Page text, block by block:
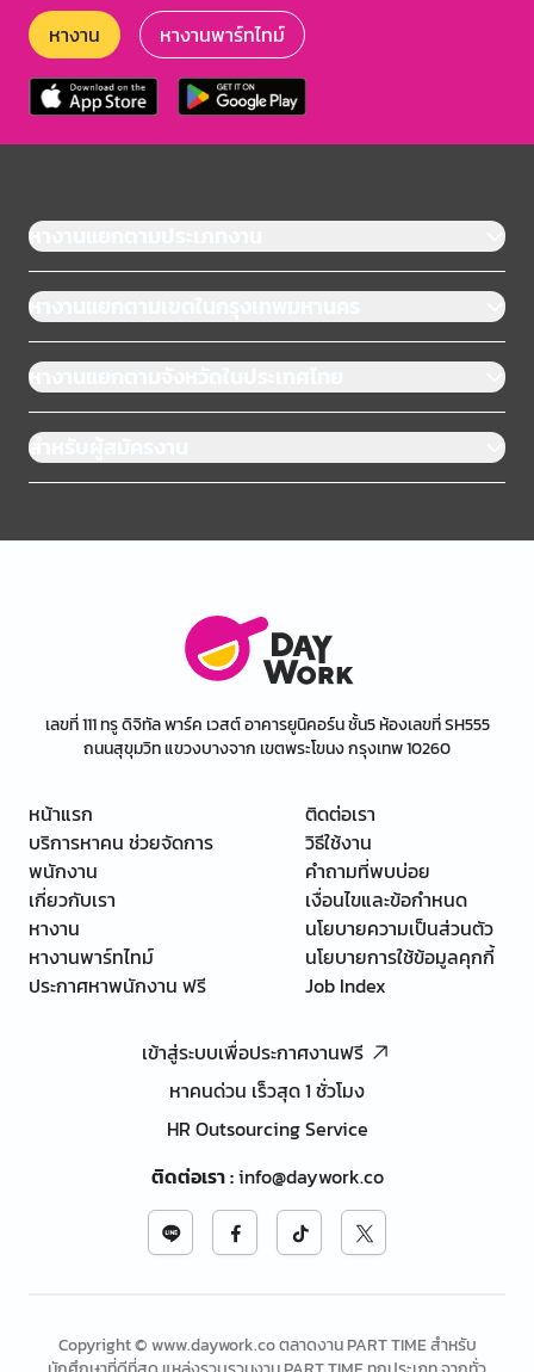
หางาน หางานพาร์ทไทม์
หางานแยกตามประเภทงาน
หางานแยกตามเขตในกรุงเทพมหานคร
หางานแยกตามจังหวัดในประเทศไทย
สำหรับผู้สมัครงาน
เลขที่ 111 ทรู ดิจิทัล พาร์ค เวสต์ อาคารยูนิคอร์น ชั้น5 ห้องเลขที่ SH555
ถนนสุขุมวิท แขวงบางจาก เขตพระโขนง กรุงเทพ 10260
หน้าแรก
บริการหาคน ช่วยจัดการ
พนักงาน
เกี่ยวกับเรา
หางาน
หางานพาร์ทไทม์
ประกาศหาพนักงาน ฟรี
ติดต่อเรา
วิธีใช้งาน
คำถามที่พบบ่อย
เงื่อนไขและข้อกำหนด
นโยบายความเป็นส่วนตัว
นโยบายการใช้ข้อมูลคุกกี้
Job Index
เข้าสู่ระบบเพื่อประกาศงานฟรี
หาคนด่วน เร็วสุด 1 ชั่วโมง
HR Outsourcing Service
ติดต่อเรา:info@daywork.co
Copyright © www.daywork.co ตลาดงาน PART TIME สำหรับ